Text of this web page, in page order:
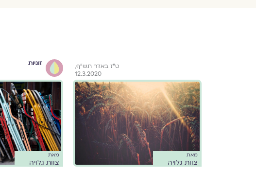
ט"ז באדר תש"ף,
12.3.2020
מאת
צוות גלויה
זוגיות
מאת
צוות גלויה